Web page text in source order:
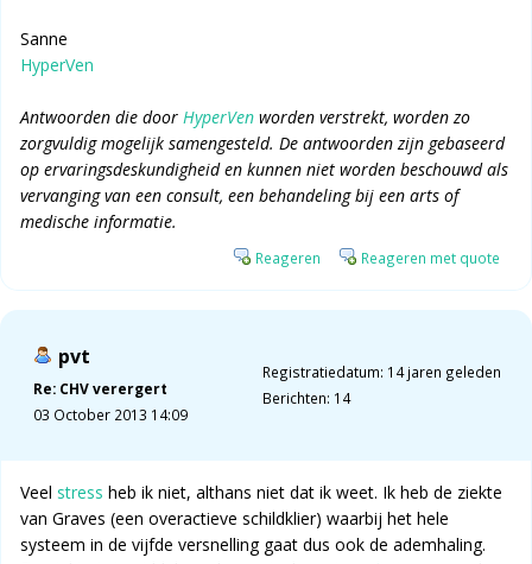
Sanne
HyperVen
Antwoorden die door HyperVen worden verstrekt, worden zo
zorgvuldig mogelijk samengesteld. De antwoorden zijn gebaseerd
op ervaringsdeskundigheid en kunnen niet worden beschouwd als
vervanging van een consult, een behandeling bij een arts of
medische informatie.
Reageren Reageren met quote
pvt
Re: CHV verergert
03 October 2013 14:09
Registratiedatum: 14 jaren geleden
Berichten: 14
Veel stress heb ik niet, althans niet dat ik weet. Ik heb de ziekte
van Graves (een overactieve schildklier) waarbij het hele
systeem in de vijfde versnelling gaat dus ook de ademhaling.